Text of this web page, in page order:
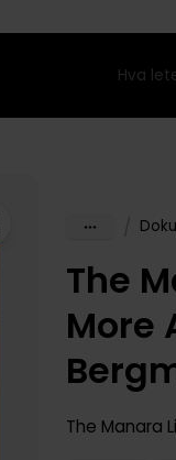
The
More
The Manara